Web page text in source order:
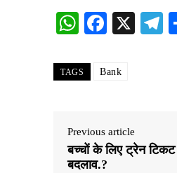
W
ts
Fa
bo
X
TAGS Bank
Previous article
बच्चों के लिए ट्रेन
बदलाव.?